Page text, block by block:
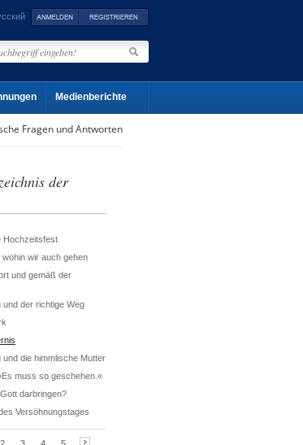
Medienberichte
Fragen und Antworten